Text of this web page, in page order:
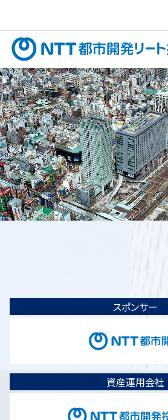
スポンサー
資産運用会社